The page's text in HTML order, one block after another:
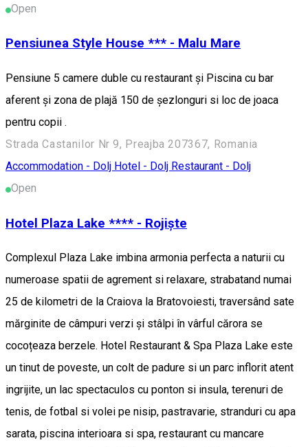
Open
Pensiunea Style House *** - Malu Mare
Pensiune 5 camere duble cu restaurant și Piscina cu bar
aferent și zona de plajă 150 de șezlonguri si loc de joaca
pentru copii .
Strada Castanilor Nr 9, Preajba 207367, Romania
Accommodation - Dolj Hotel - Dolj Restaurant - Dolj
Open
Hotel Plaza Lake **** - Rojiște
Complexul Plaza Lake imbina armonia perfecta a naturii cu
numeroase spatii de agrement si relaxare, strabatand numai
25 de kilometri de la Craiova la Bratovoiesti, traversând sate
mărginite de câmpuri verzi și stâlpi în vârful cărora se
cocoțeaza berzele. Hotel Restaurant & Spa Plaza Lake este
un tinut de poveste, un colt de padure si un parc inflorit atent
ingrijite, un lac spectaculos cu ponton si insula, terenuri de
tenis, de fotbal si volei pe nisip, pastravarie, stranduri cu apa
sarata, piscina interioara si spa, restaurant cu mancare